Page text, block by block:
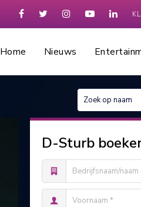
Home Nieuws
D-Sturb